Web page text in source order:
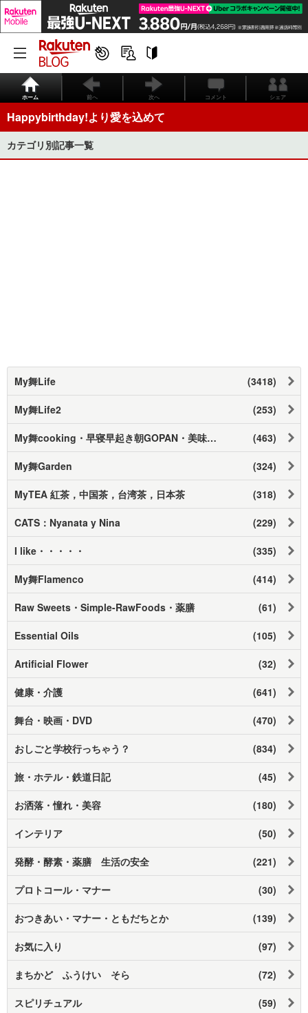
ホーム 前へ 次へ コメント シェア
Happybirthday!より愛を込めて
カテゴリ別記事一覧
My舞Life (3418)
My舞Life2 (253)
My舞cooking・早寝早起き朝GOPAN・美味しいお店紹介 (463)
My舞Garden (324)
MyTEA 紅茶，中国茶，台湾茶，日本茶 (318)
CATS：Nyanata y Nina (229)
I like・・・・・ (335)
My舞Flamenco (414)
Raw Sweets・Simple-RawFoods・薬膳 (61)
Essential Oils (105)
Artificial Flower (32)
健康・介護 (641)
舞台・映画・DVD (470)
おしごと学校行っちゃう？ (834)
旅・ホテル・鉄道日記 (45)
お洒落・憧れ・美容 (180)
インテリア (50)
発酵・酵素・薬膳 生活の安全 (221)
プロトコール・マナー (30)
おつきあい・マナー・ともだちとか (139)
お気に入り (97)
まちかど ふうけい そら (72)
スピリチュアル (59)